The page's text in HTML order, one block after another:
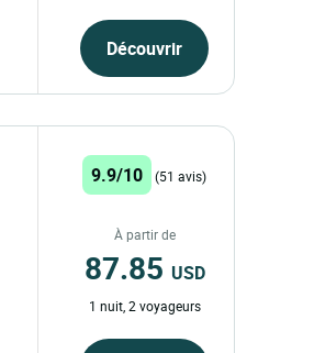
Découvrir
9.9/10 (51 avis)
À partir de
87.85 USD
1 nuit, 2 voyageurs